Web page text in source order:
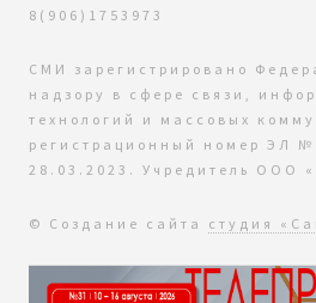
8(906)1753973
СМИ зарегистрировано
надзору в сфере связи,
технологий и массовых
регистрационный номер ЭЛ №
28.03.2023. Учредитель ООО
© Создание сайта студия